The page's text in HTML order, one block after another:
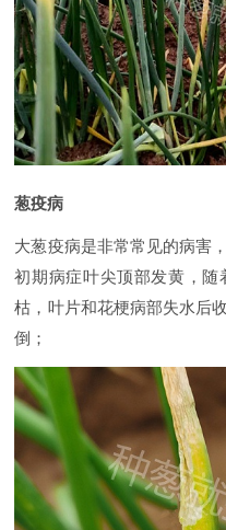
葱疫病
大葱疫病是非常常见的病害，
初期病症叶尖顶部发黄，
枯，叶片和花梗病部失水后
倒；